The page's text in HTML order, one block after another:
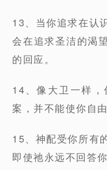
13、当你追求在认
会在追求圣洁的渴
的回应。
14、像大卫一样
案，并不能使你自由
15、神配受你所
即使祂永远不回答你